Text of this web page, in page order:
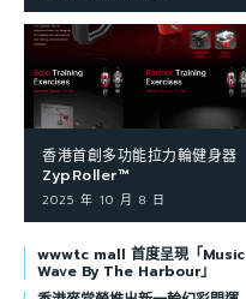
香港首創多功能拉力輪健身器
ZypRoller™
2025 年 10 月 8 日
wwwtc mall 首度呈現「Music
Wave By The Harbour」